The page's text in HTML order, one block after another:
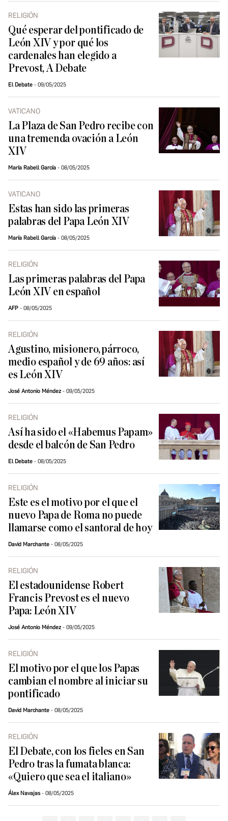
RELIGIÓN
Qué esperar del pontificado de
León XIV y por qué los
cardenales han elegido a
Prevost, A Debate
El Debate 09/05/2025
VATICANO
La Plaza de San Pedro recibe con
una tremenda ovación a León
XIV
María Rabell García 08/05/2025
VATICANO
Estas han sido las primeras
palabras del Papa León XIV
María Rabell García 08/05/2025
RELIGIÓN
Las primeras palabras del Papa
León XIV en español
AFP 08/05/2025
RELIGIÓN
Agustino, misionero, párroco,
medio español y de 69 años: así
es León XIV
José Antonio Méndez 09/05/2025
RELIGIÓN
Así ha sido el «Habemus Papam»
desde el balcón de San Pedro
El Debate 08/05/2025
RELIGIÓN
Este es el motivo por el que el
nuevo Papa de Roma no puede
llamarse como el santoral de hoy
David Marchante 08/05/2025
RELIGIÓN
El estadounidense Robert
Francis Prevost es el nuevo
Papa: León XIV
José Antonio Méndez 09/05/2025
RELIGIÓN
El motivo por el que los Papas
cambian el nombre al iniciar su
pontificado
David Marchante 08/05/2025
RELIGIÓN
El Debate, con los fieles en San
Pedro tras la fumata blanca:
«Quiero que sea el italiano»
Álex Navajas 08/05/2025